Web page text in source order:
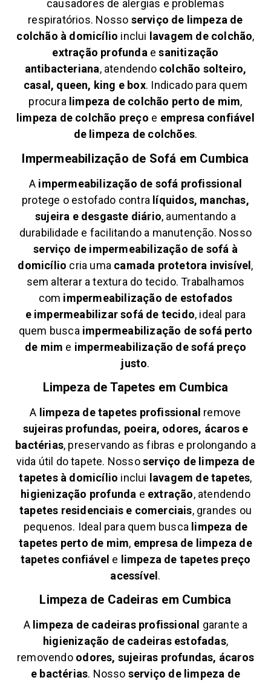
causadores de alergias e problemas
respiratórios. Nosso serviço de limpeza de
colchão à domicílio inclui lavagem de colchão,
extração profunda esanitização
antibacteriana, atendendo colchão solteiro,
casal, queen, king e box. Indicado para quem
procura limpeza de colchão perto de mim,
limpeza de colchão preço e empresa confiável
de limpeza de colchões.
Impermeabilização de Sofá em Cumbica
A impermeabilização de sofá profissional
protege o estofado contra líquidos, manchas,
sujeira e desgaste diário, aumentando a
durabilidade e facilitando a manutenção. Nosso
serviço de impermeabilização de sofá à
domicílio cria uma camada protetora invisível,
sem alterar a textura do tecido. Trabalhamos
com impermeabilização de estofados
e impermeabilizar sofá de tecido, ideal para
quem busca impermeabilização de sofá perto
de mim e impermeabilização de sofá preço
justo.
Limpeza de Tapetes em Cumbica
A limpeza de tapetes profissional remove
sujeiras profundas, poeira, odores, ácaros e
bactérias, preservando as fibras e prolongando a
vida útil do tapete. Nossoserviço de limpeza de
tapetes à domicílio inclui lavagem de tapetes,
higienização profunda e extração, atendendo
tapetes residenciais e comerciais, grandes ou
pequenos. Ideal para quem busca limpeza de
tapetes perto de mim, empresa de limpeza de
tapetes confiável e limpeza de tapetes preço
acessível .
Limpeza de Cadeiras em Cumbica
A limpeza de cadeiras profissional garante a
higienização de cadeiras estofadas,
removendoodores, sujeiras profundas, ácaros
e bactérias. Nosso serviço de limpeza de